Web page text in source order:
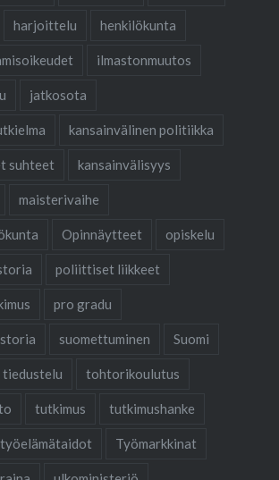
harjoittelu henkilökunta
ilmastonmuutos
jatkosota
kansainvälinen politiikka
suhteet kansainvälisyys
maisterivaihe
Opinnäytteet opiskelu
poliittiset liikkeet
pro gradu
suomettuminen Suomi
tiedustelu tohtorikoulutus
tutkimus tutkimushanke
työelämätaidot Työmarkkinat